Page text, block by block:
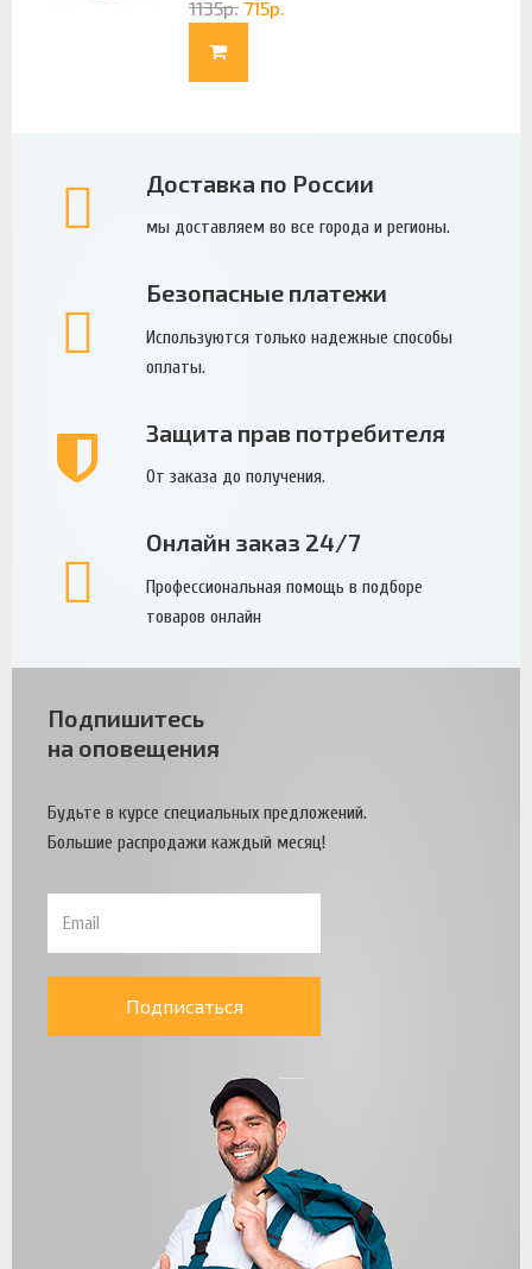
1135р. 715р.
Доставка по России
мы доставляем во все города и регионы.
Безопасные платежи
Используются только надежные способы
оплаты.
Защита прав потребителя
От заказа до получения.
Онлайн заказ 24/7
Профессиональная помощь в подборе
товаров онлайн
Подпишитесь
на оповещения
Будьте в курсе специальных предложений.
Большие распродажи каждый месяц!
Подписаться